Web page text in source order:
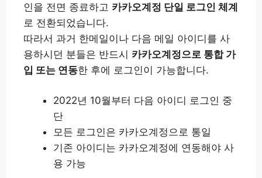
인을 전면 종료하고 카카오계정 단일 로그인 체계
로 전환되었습니다.
따라서 과거 한메일이나 다음 메일 아이디를 사
용하시던 분들은 반드시 카카오계정으로 통합 가
입 또는 연동한 후에 로그인이 가능합니다.
2022년 10월부터 다음 아이디 로그인 중
단
모든 로그인은 카카오계정으로 통일
기존 아이디는 카카오계정에 연동해야 사
용 가능